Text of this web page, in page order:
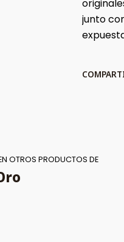
junto
OTROS PRODUCTOS DE